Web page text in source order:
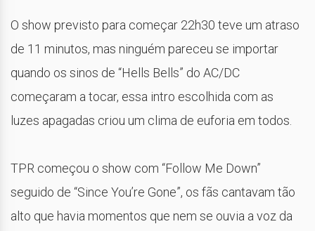
O show previsto para começar 22h30 teve um atraso
de 11 minutos, mas ninguém pareceu se importar
quando os sinos de “Hells Bells” do AC/DC
começaram a tocar, essa intro escolhida com as
luzes apagadas criou um clima de euforia em todos.
TPR começou o show com “Follow Me Down”
seguido de “Since You’re Gone”, os fãs cantavam tão
alto que havia momentos que nem se ouvia a voz da